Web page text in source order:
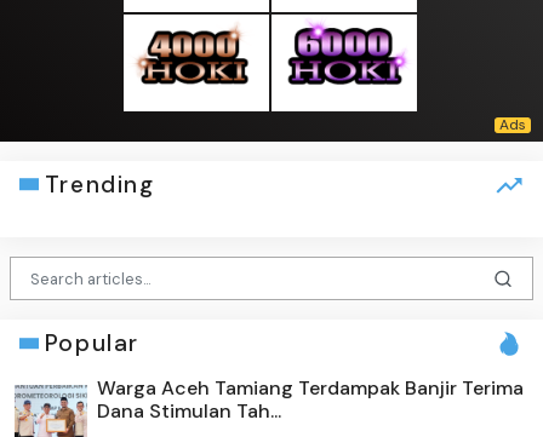
Trending
Popular
Warga Aceh Tamiang Terdampak Banjir Terima
Dana Stimulan Tah...